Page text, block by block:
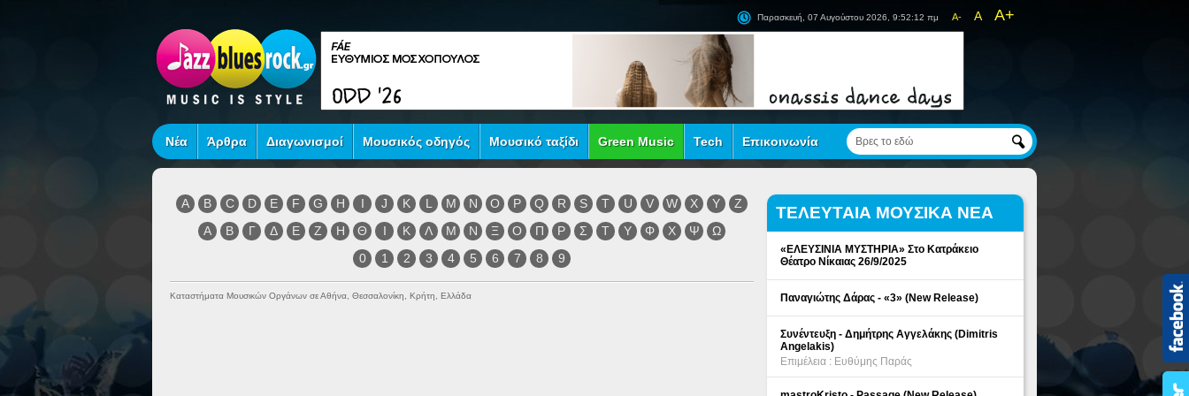
A- A A+
Παρασκευή, 07 Αυγούστου 2026, 9:52:12 πμ
Νέα Άρθρα Διαγωνισμοί Μουσικός οδηγός Μουσικό ταξίδι Green Music Tech Επικοινωνία
A B C D E F G H I J K L M N O P Q R S T U V W X Y
Z
Α
Β Γ Δ Ε Ζ Η Θ Ι Κ Λ Μ Ν Ξ Ο Π Ρ Σ Τ Υ Φ Χ Ψ
Ω
0
1 2 3 4 5 6 7 8 9
Καταστήματα Μουσικών Οργάνων σε Αθήνα, Θεσσαλονίκη, Κρήτη, Ελλάδα
ΤΕΛΕΥΤΑΙΑ ΜΟΥΣΙΚΑ ΝΕΑ
«ΕΛΕΥΣΙΝΙΑ ΜΥΣΤΗΡΙΑ» Στο Κατράκειο
Θέατρο Νίκαιας 26/9/2025
Παναγιώτης Δάρας - «3» (New Release)
Συνέντευξη - Δημήτρης Αγγελάκης (Dimitris
Angelakis)
Επιμέλεια : Ευθύμης Παράς